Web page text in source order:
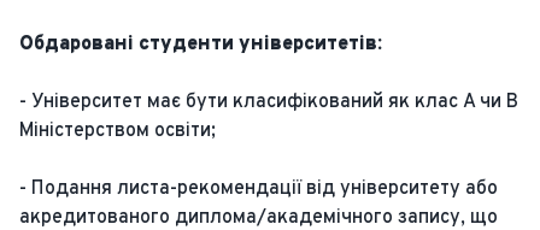
Обдаровані студенти університетів:
- Університет має бути класифікований як клас A чи B
Міністерством освіти;
- Подання листа-рекомендації від університету або
акредитованого диплома/академічного запису, що